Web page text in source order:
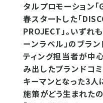
タルプロモーション「
春スタートした「
PROJECT」。いずれ
ーンラベル」のブラ
ティング担当者が中
み出したブランドコ
キーマンとなった3人
施策がどう生まれた